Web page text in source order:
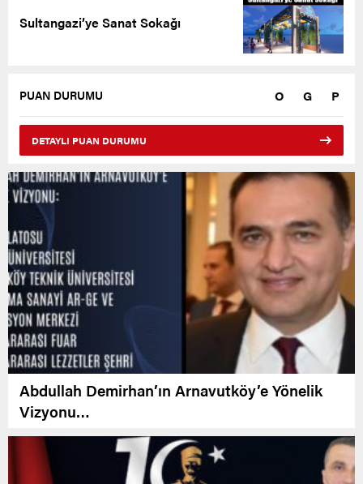
Sultangazi’ye Sanat Sokağı
PUAN DURUMU O G P
DETAYLI PUAN DURUMU
Abdullah Demirhan’ın Arnavutköy’e Yönelik
Vizyonu…